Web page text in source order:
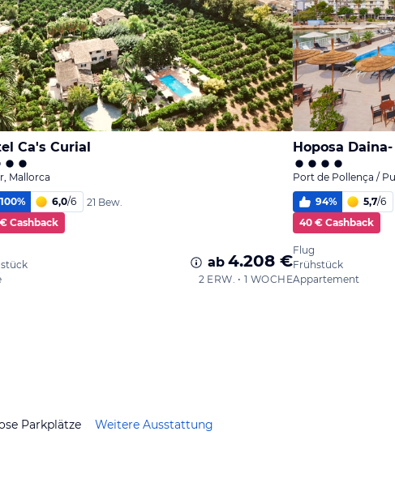
Ca's Curial
Mallorca
100% 6,0/6
21 Bew.
Cashback
ab 4.208 €
2 ERW. • 1 WOCHE
Hoposa
Port de Pollença /
94% 5,7/6
40 € Cashback
Flug
Frühstück
Appartement
Parkplätze Weitere Ausstattung